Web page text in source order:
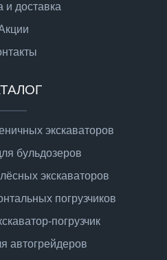
и доставка
экскаваторов
бульдозеров
экскаваторов
погрузчиков
погрузчик
автогрейдеров